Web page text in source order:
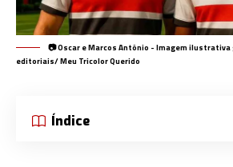
📷 Oscar e Marcos Antônio - Imagem ilustrativa
editoriais/ Meu Tricolor Querido
Índice